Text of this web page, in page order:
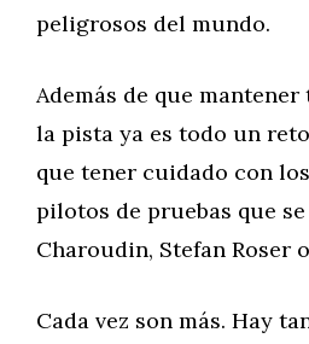
peligrosos del mundo.
Además de que
la pista ya es todo un
que tener cuidado con
pilotos de pruebas que
Charoudin, Stefan Roser
Cada vez son más. Hay